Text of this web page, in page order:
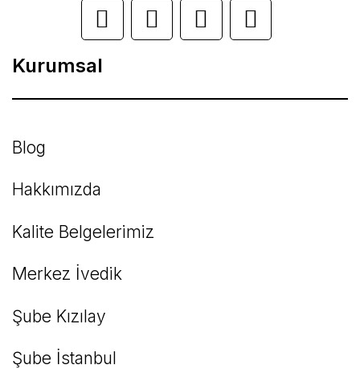
Ürün bilgilerinde hatalar bulunuyor.
Ürün fiyatı diğer sitelerden daha pahalı.
Bu ürüne benzer farklı alternatifler olmalı.
Kurumsal
Blog
Hakkımızda
Kalite Belgelerimiz
Merkez İvedik
Şube Kızılay
Şube İstanbul